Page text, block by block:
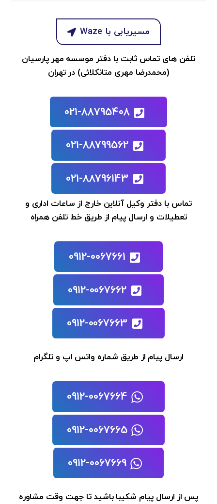
مسیریابی با Waze
تلفن‌ های تماس ثابت با دفتر موسسه مهر پارسیان
(محمدرضا مهری متانکلائی) در تهران
021-88795408
021-88799562
021-88796143
تماس با دفتر وکیل آنلاین خارج از ساعات اداری و
تعطیلات و ارسال پیام از طریق خط تلفن همراه
0912-0067661
0912-0067662
0912-0067663
ارسال پیام از طریق شماره واتس اپ و تلگرام
0912-0067664
0912-0067665
0912-0067669
پس از ارسال پیام شکیبا باشید تا جهت وقت مشاوره